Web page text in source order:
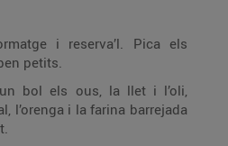
i reserva’l. Pica els
petits.
bol els ous, la llet i l’oli,
l’orenga i la farina barrejada